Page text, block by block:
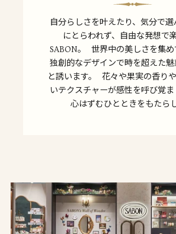
自分らしさを叶えたり、気分で
にとらわれず、自由な発想で
SABON。 世界中の美しさを集め
独創的なデザインで時を超えた
と誘います。 花々や果実の香り
いテクスチャーが感性を呼び覚
心はずむひとときをもたら